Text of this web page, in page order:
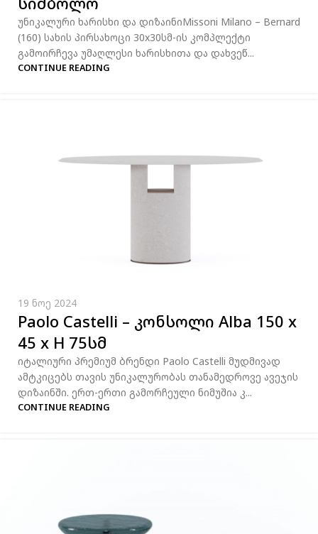
უნიკალური ხარისხი და დიზაინიMissoni Milano – Bernard
(160) სახის პირსახოცი 30x30სმ-ის კომპლექტი
გამოირჩევა უმაღლესი ხარისხითა და დახვეწ...
CONTINUE READING
19 ნოე 2024
Paolo Castelli – კონსოლი Alba 150 x
45 x H 75სმ
იტალიური პრემიუმ ბრენდი Paolo Castelli მუდმივად
ამტკიცებს თავის უნიკალურობას თანამედროვე ავეჯის
დიზაინში. ერთ-ერთი გამორჩეული ნიმუშია კ...
CONTINUE READING